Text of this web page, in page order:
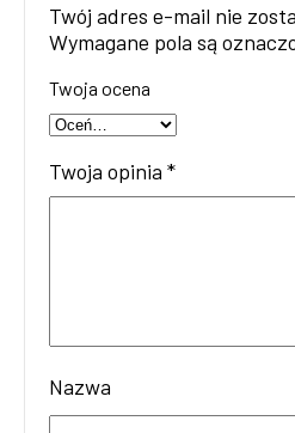
Twój adres e-mail nie
Wymagane pola są
Twoja ocena
Twoja opinia *
Nazwa